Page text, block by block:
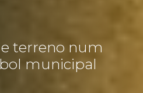
terreno num
municipal